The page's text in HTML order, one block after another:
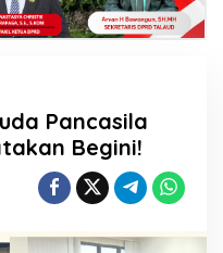
Pancasila
Begini!